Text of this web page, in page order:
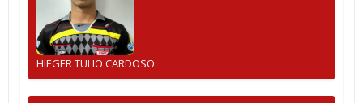
HIEGER TULIO CARDOSO